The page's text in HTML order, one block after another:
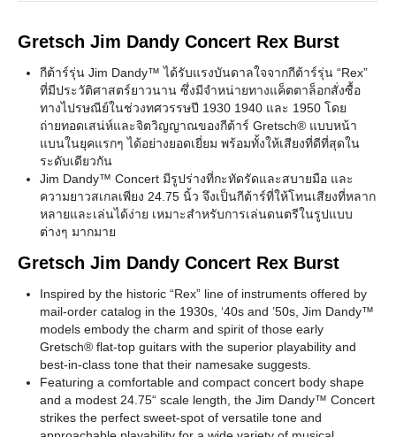
Gretsch Jim Dandy Concert Rex Burst
กีต้าร์รุ่น Jim Dandy™ ได้รับแรงบันดาลใจจากกีต้าร์รุ่น “Rex”
ที่มีประวัติศาสตร์ยาวนาน ซึ่งมีจำหน่ายทางแค็ตตาล็อกสั่งซื้อ
ทางไปรษณีย์ในช่วงทศวรรษปี 1930 1940 และ 1950 โดย
ถ่ายทอดเสน่ห์และจิตวิญญาณของกีต้าร์ Gretsch® แบบหน้า
แบนในยุคแรกๆ ได้อย่างยอดเยี่ยม พร้อมทั้งให้เสียงที่ดีที่สุดใน
ระดับเดียวกัน
Jim Dandy™ Concert มีรูปร่างที่กะทัดรัดและสบายมือ และ
ความยาวสเกลเพียง 24.75 นิ้ว จึงเป็นกีต้าร์ที่ให้โทนเสียงที่หลาก
หลายและเล่นได้ง่าย เหมาะสำหรับการเล่นดนตรีในรูปแบบ
ต่างๆ มากมาย
Gretsch Jim Dandy Concert Rex Burst
Inspired by the historic “Rex” line of instruments offered by
mail-order catalog in the 1930s, ‘40s and ’50s, Jim Dandy™
models embody the charm and spirit of those early
Gretsch® flat-top guitars with the superior playability and
best-in-class tone that their namesake suggests.
Featuring a comfortable and compact concert body shape
and a modest 24.75“ scale length, the Jim Dandy™ Concert
strikes the perfect sweet-spot of versatile tone and